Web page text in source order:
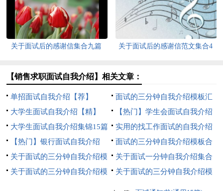
关于面试后的感谢信集合九篇
关于面试后的感谢信范文集合4
【销售求职面试自我介绍】相关文章：
单招面试自我介绍【荐】
面试的三分钟自我介绍模板汇
总七篇
大学生面试自我介绍【精】
【热门】学生会面试自我介绍
大学生面试自我介绍集锦15篇
实用的找工作面试的自我介绍
三篇
【热门】银行面试自我介绍
面试的三分钟自我介绍模板合
集八篇
关于面试的三分钟自我介绍模
板锦集六篇
关于面试一分钟自我介绍集合
九篇
关于面试的三分钟自我介绍模
关于面试的三分钟自我介绍模